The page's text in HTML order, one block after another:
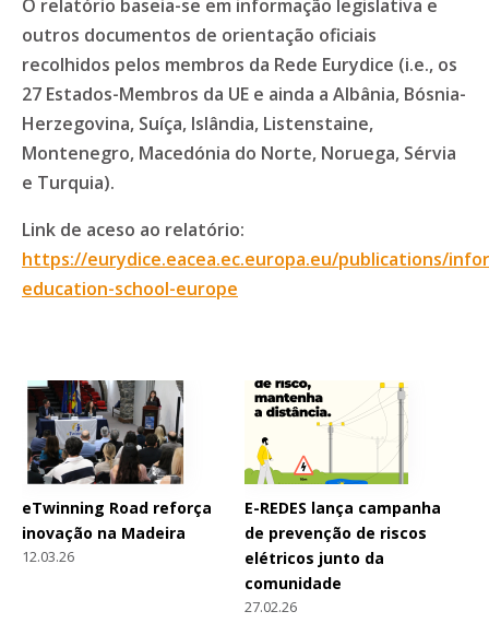
O relatório baseia-se em informação legislativa e
outros documentos de orientação oficiais
recolhidos pelos membros da Rede Eurydice (i.e., os
27 Estados-Membros da UE e ainda a Albânia, Bósnia-
Herzegovina, Suíça, Islândia, Listenstaine,
Montenegro, Macedónia do Norte, Noruega, Sérvia
e Turquia).
Link de aceso ao relatório:
https://eurydice.eacea.ec.europa.eu/publications/
education-school-europe
eTwinning Road reforça
inovação na Madeira
12.03.26
E-REDES lança campanha
de prevenção de riscos
elétricos junto da
comunidade
27.02.26